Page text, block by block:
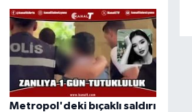
Metropol'deki bıçaklı saldırı